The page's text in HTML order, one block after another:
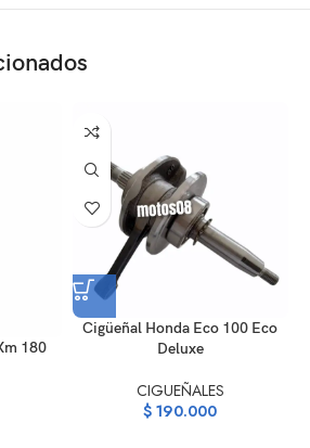
180
Cigüeñal Honda Eco 100 Eco
Deluxe
CIGUEÑALES
$ 190.000